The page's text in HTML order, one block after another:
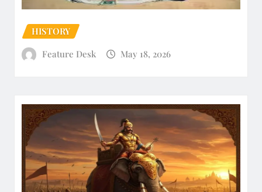
HISTORY
Feature Desk
May 18, 2026